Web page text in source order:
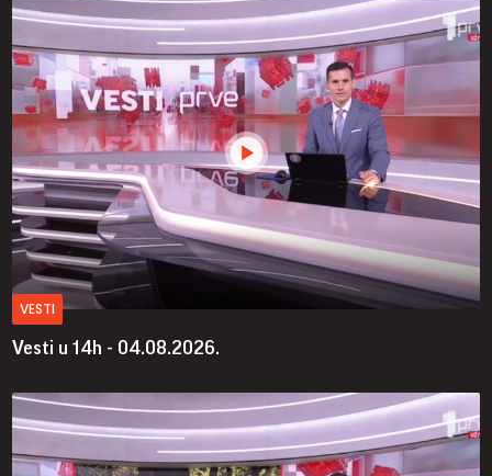
VESTI
Vesti u 14h - 04.08.2026.